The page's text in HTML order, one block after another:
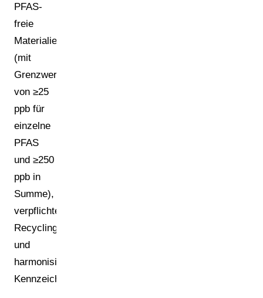
PFAS-
freie
Materialien
(mit
Grenzwerten
von ≥25
ppb für
einzelne
PFAS
und ≥250
ppb in
Summe),
verpflichtende
Recyclingfähigkeit
und
harmonisierte
Kennzeichnung.